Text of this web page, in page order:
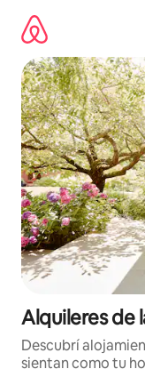
contenido
Alquileres de
Descubrí
sientan como tu